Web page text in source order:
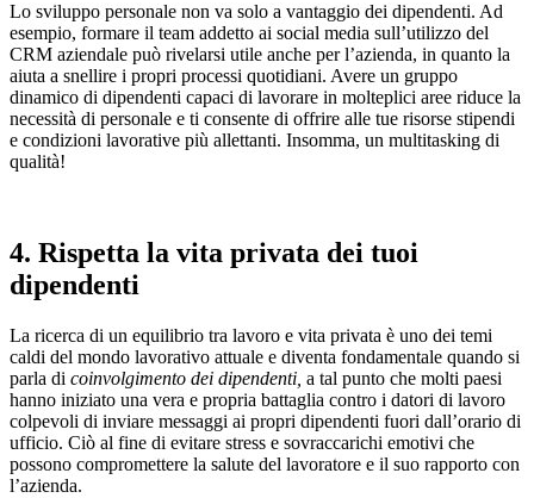
Lo sviluppo personale non va solo a vantaggio dei dipendenti. Ad
esempio, formare il team addetto ai social media sull’utilizzo del
CRM aziendale può rivelarsi utile anche per l’azienda, in quanto la
aiuta a snellire i propri processi quotidiani. Avere un gruppo
dinamico di dipendenti capaci di lavorare in molteplici aree riduce la
necessità di personale e ti consente di offrire alle tue risorse stipendi
e condizioni lavorative più allettanti. Insomma, un multitasking di
qualità!
4. Rispetta la vita privata dei tuoi
dipendenti
La ricerca di un equilibrio tra lavoro e vita privata è uno dei temi
caldi del mondo lavorativo attuale e diventa fondamentale quando si
parla di coinvolgimento dei dipendenti, a tal punto che molti paesi
hanno iniziato una vera e propria battaglia contro i datori di lavoro
colpevoli di inviare messaggi ai propri dipendenti fuori dall’orario di
ufficio. Ciò al fine di evitare stress e sovraccarichi emotivi che
possono compromettere la salute del lavoratore e il suo rapporto con
l’azienda.